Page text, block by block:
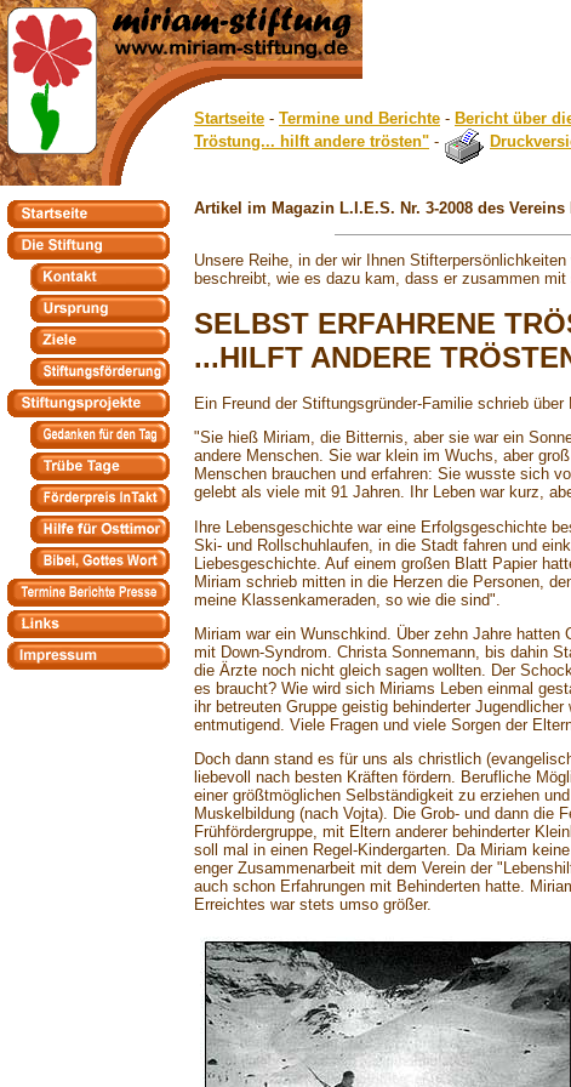
Startseite - Termine und Berichte - Bericht über
Tröstung... hilft andere trösten" -
Artikel im Magazin L.I.E.S. Nr. 3-2008 des
Unsere Reihe, in der wir Ihnen
beschreibt, wie es dazu kam, dass er zusammen
SELBST ERFAHRENE
...HILFT ANDERE
Ein Freund der Stiftungsgründer-Familie schrieb
"Sie hieß Miriam, die Bitternis, aber sie war ein
andere Menschen. Sie war klein im Wuchs, aber
Menschen brauchen und erfahren: Sie wusste sich
gelebt als viele mit 91 Jahren. Ihr Leben war kurz,
Ihre Lebensgeschichte war eine Erfolgsgeschichte
Ski- und Rollschuhlaufen, in die Stadt fahren und
Liebesgeschichte. Auf einem großen Blatt Papier
Miriam schrieb mitten in die Herzen die Personen,
meine Klassenkameraden, so wie die sind".
Miriam war ein Wunschkind. Über zehn Jahre
mit Down-Syndrom. Christa Sonnemann, bis dahin
die Ärzte noch nicht gleich sagen wollten. Der
es braucht? Wie wird sich Miriams Leben einmal
ihr betreuten Gruppe geistig behinderter
entmutigend. Viele Fragen und viele Sorgen der
Doch dann stand es für uns als christlich
liebevoll nach besten Kräften fördern. Berufliche
einer größtmöglichen Selbständigkeit zu erziehen
Muskelbildung (nach Vojta). Die Grob- und dann die
Frühfördergruppe, mit Eltern anderer behinderter
soll mal in einen Regel-Kindergarten. Da Miriam
enger Zusammenarbeit mit dem Verein der
auch schon Erfahrungen mit Behinderten hatte.
Erreichtes war stets umso größer.